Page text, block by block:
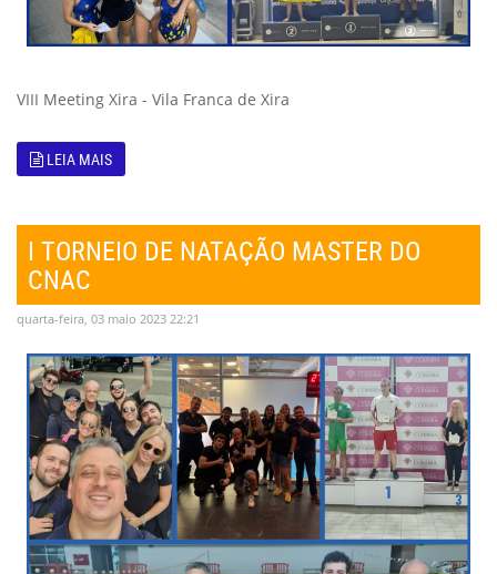
VIII Meeting Xira - Vila Franca de Xira
LEIA MAIS
I TORNEIO DE NATAÇÃO MASTER DO
CNAC
quarta-feira, 03 maio 2023 22:21